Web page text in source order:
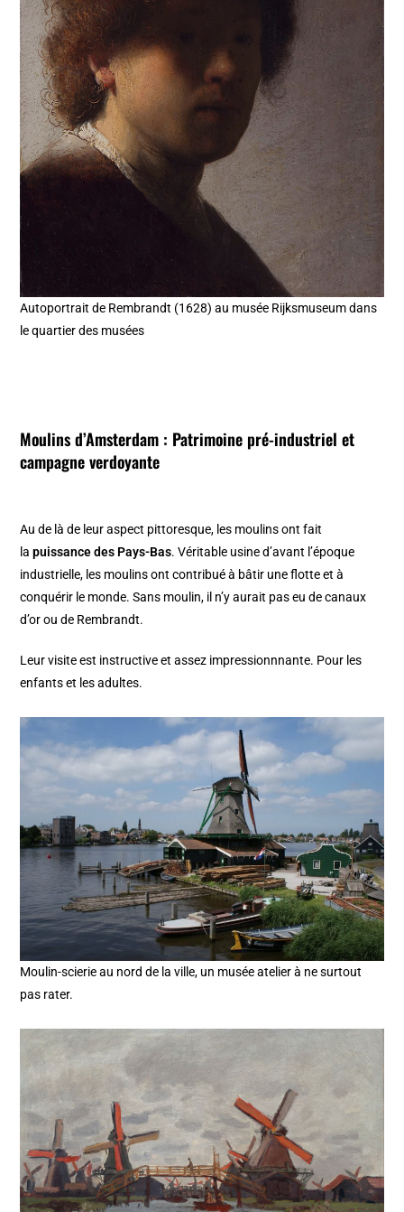
Autoportrait de Rembrandt (1628) au musée Rijksmuseum dans
le quartier des musées
Moulins d’Amsterdam : Patrimoine pré-industriel et
campagne verdoyante
Au de là de leur aspect pittoresque, les moulins ont fait
lapuissance des Pays-Bas. Véritable usine d’avant l’époque
industrielle, les moulins ont contribué à bâtir une flotte et à
conquérir le monde. Sans moulin, il n’y aurait pas eu de canaux
d’or ou de Rembrandt.
Leur visite est instructive et assez impressionnnante. Pour les
enfants et les adultes.
Moulin-scierie au nord de la ville, un musée atelier à ne surtout
pas rater.